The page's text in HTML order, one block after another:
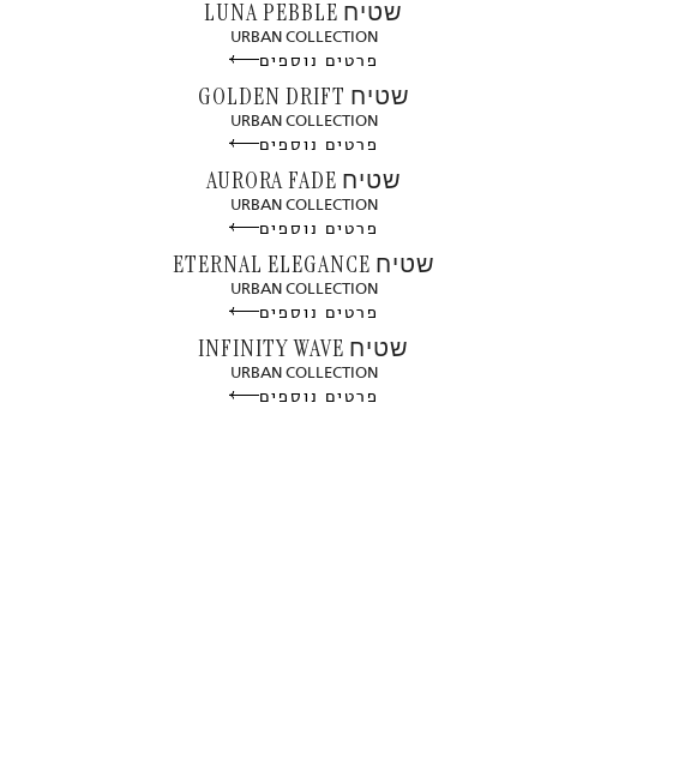
שטיח LUNA PEBBLE
URBAN COLLECTION
פרטים נוספים
שטיח GOLDEN DRIFT
URBAN COLLECTION
פרטים נוספים
שטיח AURORA FADE
URBAN COLLECTION
פרטים נוספים
שטיח ETERNAL ELEGANCE
URBAN COLLECTION
פרטים נוספים
שטיח INFINITY WAVE
URBAN COLLECTION
פרטים נוספים